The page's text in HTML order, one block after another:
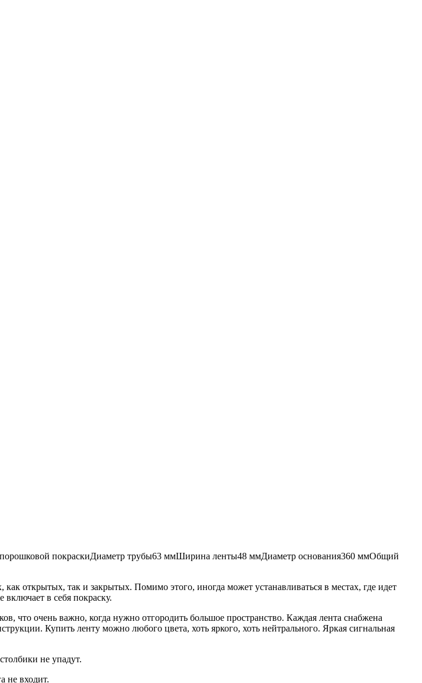
покраскиДиаметр трубы63 ммШирина ленты48 ммДиаметр основания360 ммОбщий
открытых, так и закрытых. Помимо этого, иногда может устанавливаться в местах, где идет
в себя покраску.
что очень важно, когда нужно отгородить большое пространство. Каждая лента снабжена
Купить ленту можно любого цвета, хоть яркого, хоть нейтрального. Яркая сигнальная
не упадут.
не входит.